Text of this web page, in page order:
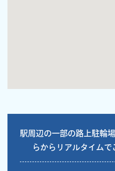
駅周辺の一部の路上駐輪
らからリアルタイムで